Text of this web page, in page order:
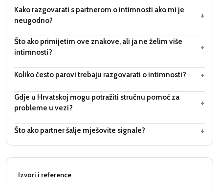
Kako razgovarati s partnerom o intimnosti ako mi je
neugodno?
+
Što ako primijetim ove znakove, ali ja ne želim više
intimnosti?
+
Koliko često parovi trebaju razgovarati o intimnosti? +
Gdje u Hrvatskoj mogu potražiti stručnu pomoć za
probleme u vezi?
+
Što ako partner šalje mješovite signale? +
Izvori i reference